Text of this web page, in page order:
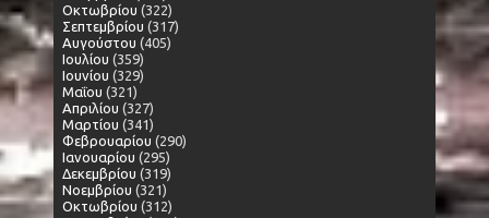
Οκτωβρίου (322)
Σεπτεμβρίου (317)
Αυγούστου (405)
Ιουλίου (359)
Ιουνίου (329)
Μαΐου (321)
Απριλίου (327)
Μαρτίου (341)
Φεβρουαρίου (290)
Ιανουαρίου (295)
Δεκεμβρίου (319)
Νοεμβρίου (321)
Οκτωβρίου (312)